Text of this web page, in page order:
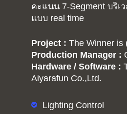
คะแนน 7-Segment บริเ
แบบ real time
Project : The Winner is
Production Manager :
Hardware / Software :
Aiyarafun Co.,Ltd.
Lighting Control